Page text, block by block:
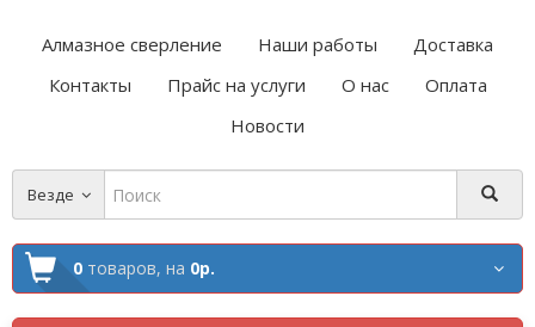
Алмазное сверление Наши работы
Доставка
Контакты
Прайс на услуги О нас
Оплата
Новости
Везде
0 товаров, на 0р.